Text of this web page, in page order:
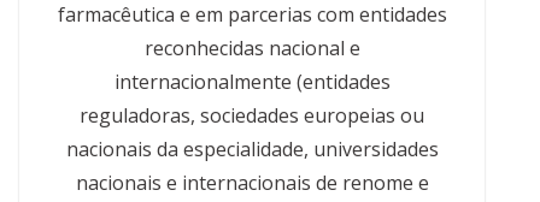
farmacêutica e em parcerias com entidades
reconhecidas nacional e
internacionalmente (entidades
reguladoras, sociedades europeias ou
nacionais da especialidade, universidades
nacionais e internacionais de renome e